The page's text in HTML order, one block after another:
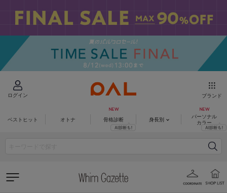
ログイン ブランド
ベストヒット オトナ 骨格診断 身長別
パーソナル
カラー